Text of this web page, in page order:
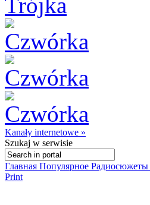
Kanały internetowe »
Szukaj w serwisie
Главная Популярное Радиосюжеты
Print